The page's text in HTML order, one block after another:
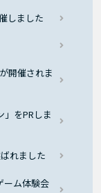
しました
開催されま
をPRしま
れました
ーム体験会